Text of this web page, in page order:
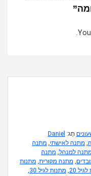
תָג: Daniel
, מתנה לאישתי, מתנה
למנהל, מתנה
, מתנה מקורית, מתנות
20
, מתנות לגיל 30 ,